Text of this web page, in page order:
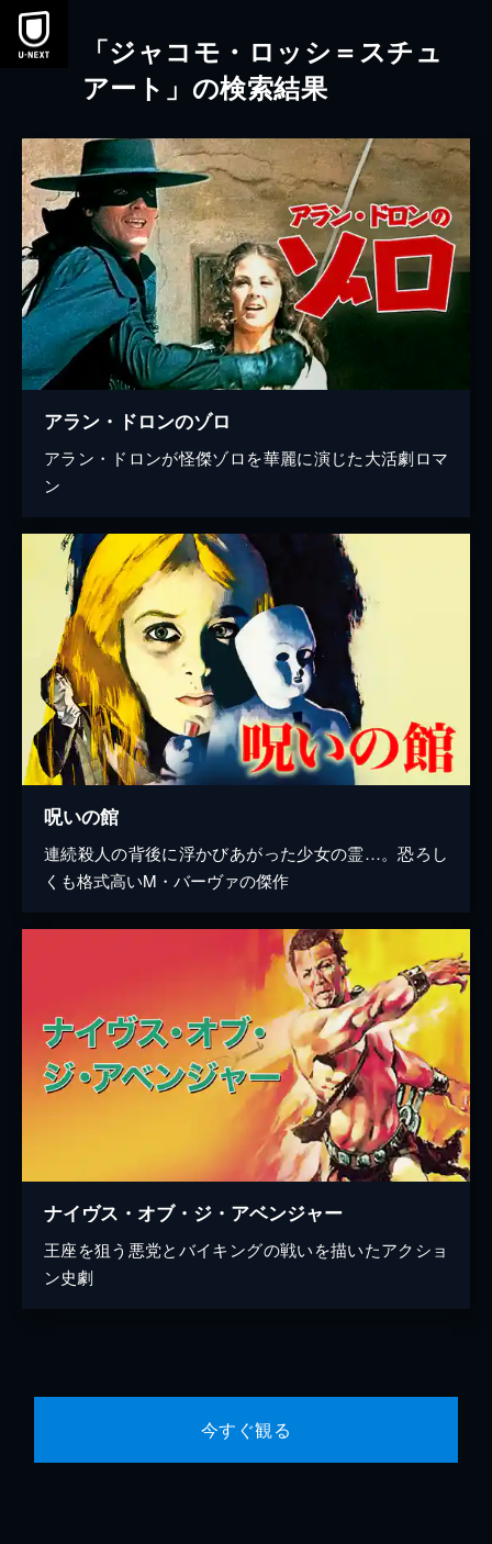
本文へスキップ
「ジャコモ・ロッシ＝スチュ
アート」の検索結果
アラン・ドロンのゾロ
アラン・ドロンが怪傑ゾロを華麗に演じた大活劇ロマ
ン
呪いの館
連続殺人の背後に浮かびあがった少女の霊…。恐ろし
くも格式高いM・バーヴァの傑作
ナイヴス・オブ・ジ・アベンジャー
王座を狙う悪党とバイキングの戦いを描いたアクショ
ン史劇
今すぐ観る